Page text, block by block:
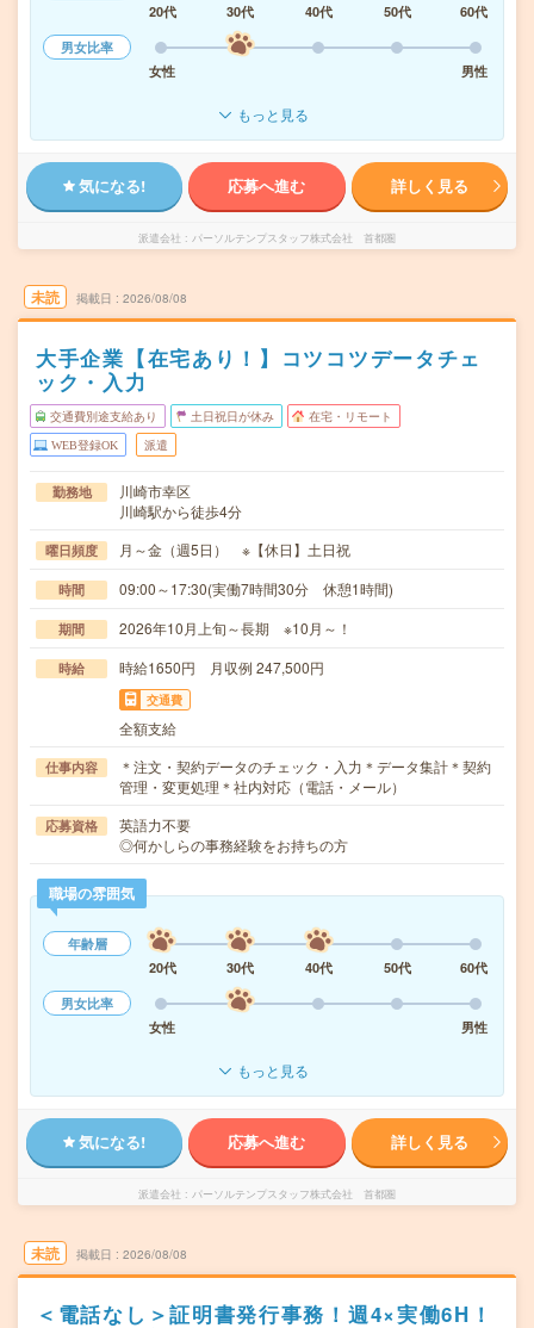
20代
30代 40代 50代
60代
男女比率
女性
男性
もっと見る
気になる! 応募へ進む 詳しく見る
派遣会社 パーソルテンプスタッフ株式会社 首都圏
未読 掲載日 2026/08/08
大手企業【在宅あり！】コツコツデータチェ
ック・入力
交通費別途支給あり 土日祝日が休み 在宅・リモート
WEB登録OK 派遣
勤務地
川崎市幸区
川崎駅から徒歩4分
曜日頻度 月～金（週5日） ※【休日】土日祝
時間 09:00～17:30(実働7時間30分 休憩1時間)
期間 2026年10月上旬～長期 ※10月～！
時給 時給1650円 月収例 247,500円
交通費
全額支給
仕事内容
＊注文・契約データのチェック・入力＊データ集計＊契約
管理・変更処理＊社内対応（電話・メール）
応募資格
英語力不要
◎何かしらの事務経験をお持ちの方
職場の雰囲気
年齢層
20代
30代 40代 50代
60代
男女比率
女性
男性
もっと見る
気になる! 応募へ進む 詳しく見る
派遣会社 パーソルテンプスタッフ株式会社 首都圏
未読 掲載日 2026/08/08
＜電話なし＞証明書発行事務！週4×実働6H！